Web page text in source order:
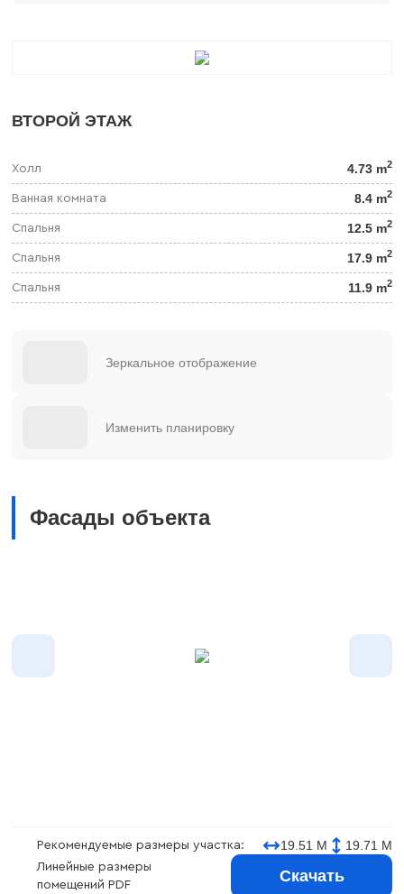
ВТОРОЙ ЭТАЖ
Холл 4.73 m2
Ванная комната 8.4 m2
Спальня 12.5 m2
Спальня 17.9 m2
Спальня 11.9 m2
Зеркальное отображение
Изменить планировку
Фасады объекта
Рекомендуемые размеры участка: 19.51 М 19.71 М
Линейные размеры
помещений PDF
Скачать